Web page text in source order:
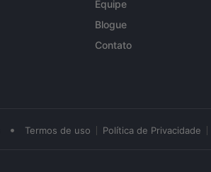
Equipe
Blogue
Contato
• Termos de uso Política de Privacidade